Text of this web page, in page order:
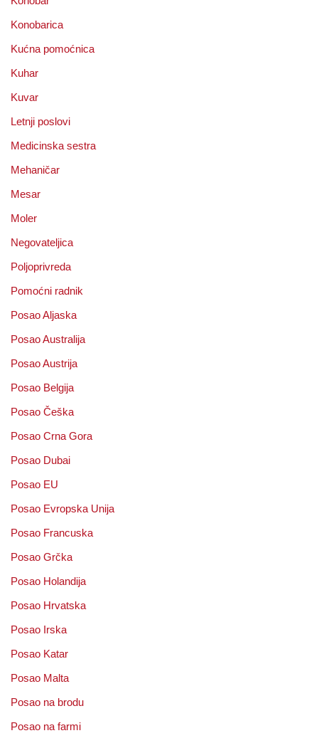
Konobarica
Kućna pomoćnica
Kuhar
Kuvar
Letnji poslovi
Medicinska sestra
Mehaničar
Mesar
Moler
Negovateljica
Poljoprivreda
Pomoćni radnik
Posao Aljaska
Posao Australija
Posao Austrija
Posao Belgija
Posao Češka
Posao Crna Gora
Posao Dubai
Posao EU
Posao Evropska Unija
Posao Francuska
Posao Grčka
Posao Holandija
Posao Hrvatska
Posao Irska
Posao Katar
Posao Malta
Posao na brodu
Posao na farmi